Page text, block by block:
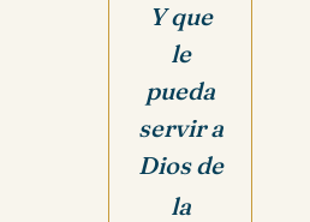
Y que
le
pueda
servir a
Dios de
la